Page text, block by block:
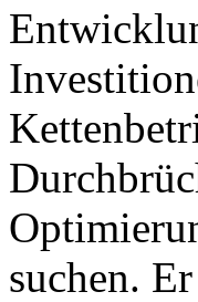
suchen.